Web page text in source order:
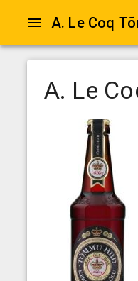
A. Le Coq
A. Le